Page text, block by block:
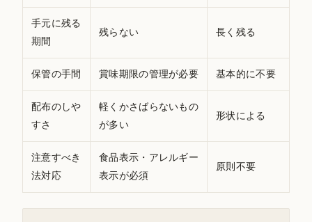
手元に残る
期間
残らない 長く残る
保管の手間 賞味期限の管理が必要 基本的に不要
配布のしや
すさ
軽くかさばらないもの
が多い
形状による
注意すべき
法対応
食品表示・アレルギー
表示が必須
原則不要